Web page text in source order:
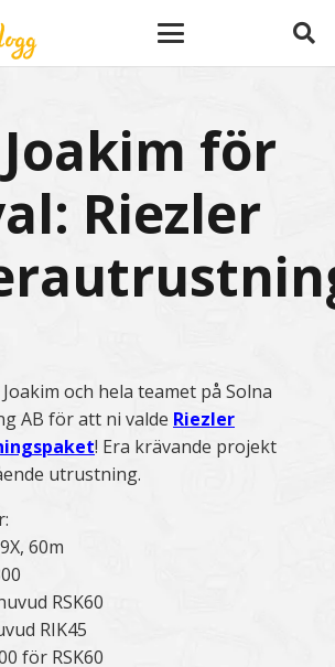
för
Riezler
och hela teamet på Solna
AB för att ni valde Riezler
! Era krävande projekt
utrustning.
60m
RSK60
RIK45
för RSK60